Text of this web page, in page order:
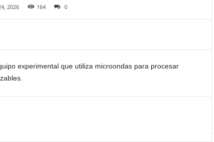
2026 164 0
experimental que utiliza microondas para procesar